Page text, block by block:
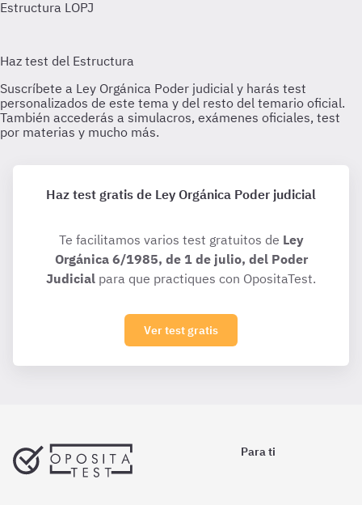
Haz test gratis de Ley Orgánica Poder judicial
Te facilitamos varios test gratuitos de Ley
Orgánica 6/1985, de 1 de julio, del Poder
Judicial para que practiques con OpositaTest.
Ver test gratis
Para ti